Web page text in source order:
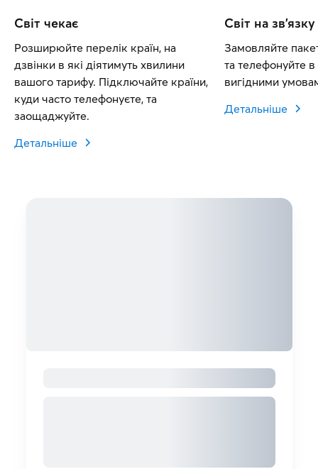
Світ чекає
Розширюйте перелік країн, на
дзвінки в які діятимуть хвилини
вашого тарифу. Підключайте країни,
куди часто телефонуєте, та
заощаджуйте.
Детальніше
Світ на
Замовляйте
та телефонуйте в
вигідними
Детальніше